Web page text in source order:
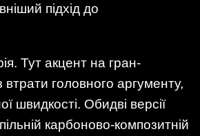
підхід до
Тут акцент на гран-
втрати головного аргументу,
швидкості. Обидві версії
карбоново-композитній